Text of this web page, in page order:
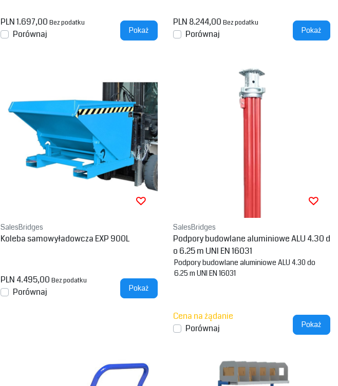
PLN 1.697,00 Bez podatku
Porównaj Pokaż
PLN 8.244,00 Bez podatku
Porównaj Pokaż
SalesBridges
Koleba samowyładowcza EXP 900L
PLN 4.495,00 Bez podatku
Porównaj Pokaż
SalesBridges
Podpory budowlane aluminiowe ALU 4.30 d
o 6.25 m UNI EN 16031
Podpory budowlane aluminiowe ALU 4.30 do
6.25 m UNI EN 16031
Cena na żądanie
Porównaj
Pokaż